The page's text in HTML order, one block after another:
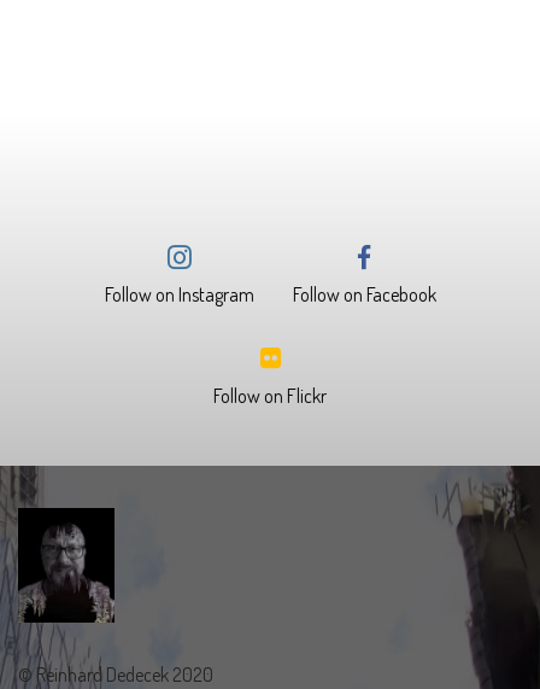
Follow on Instagram Follow on Facebook
Follow on Flickr
© Reinhard Dedecek 2020